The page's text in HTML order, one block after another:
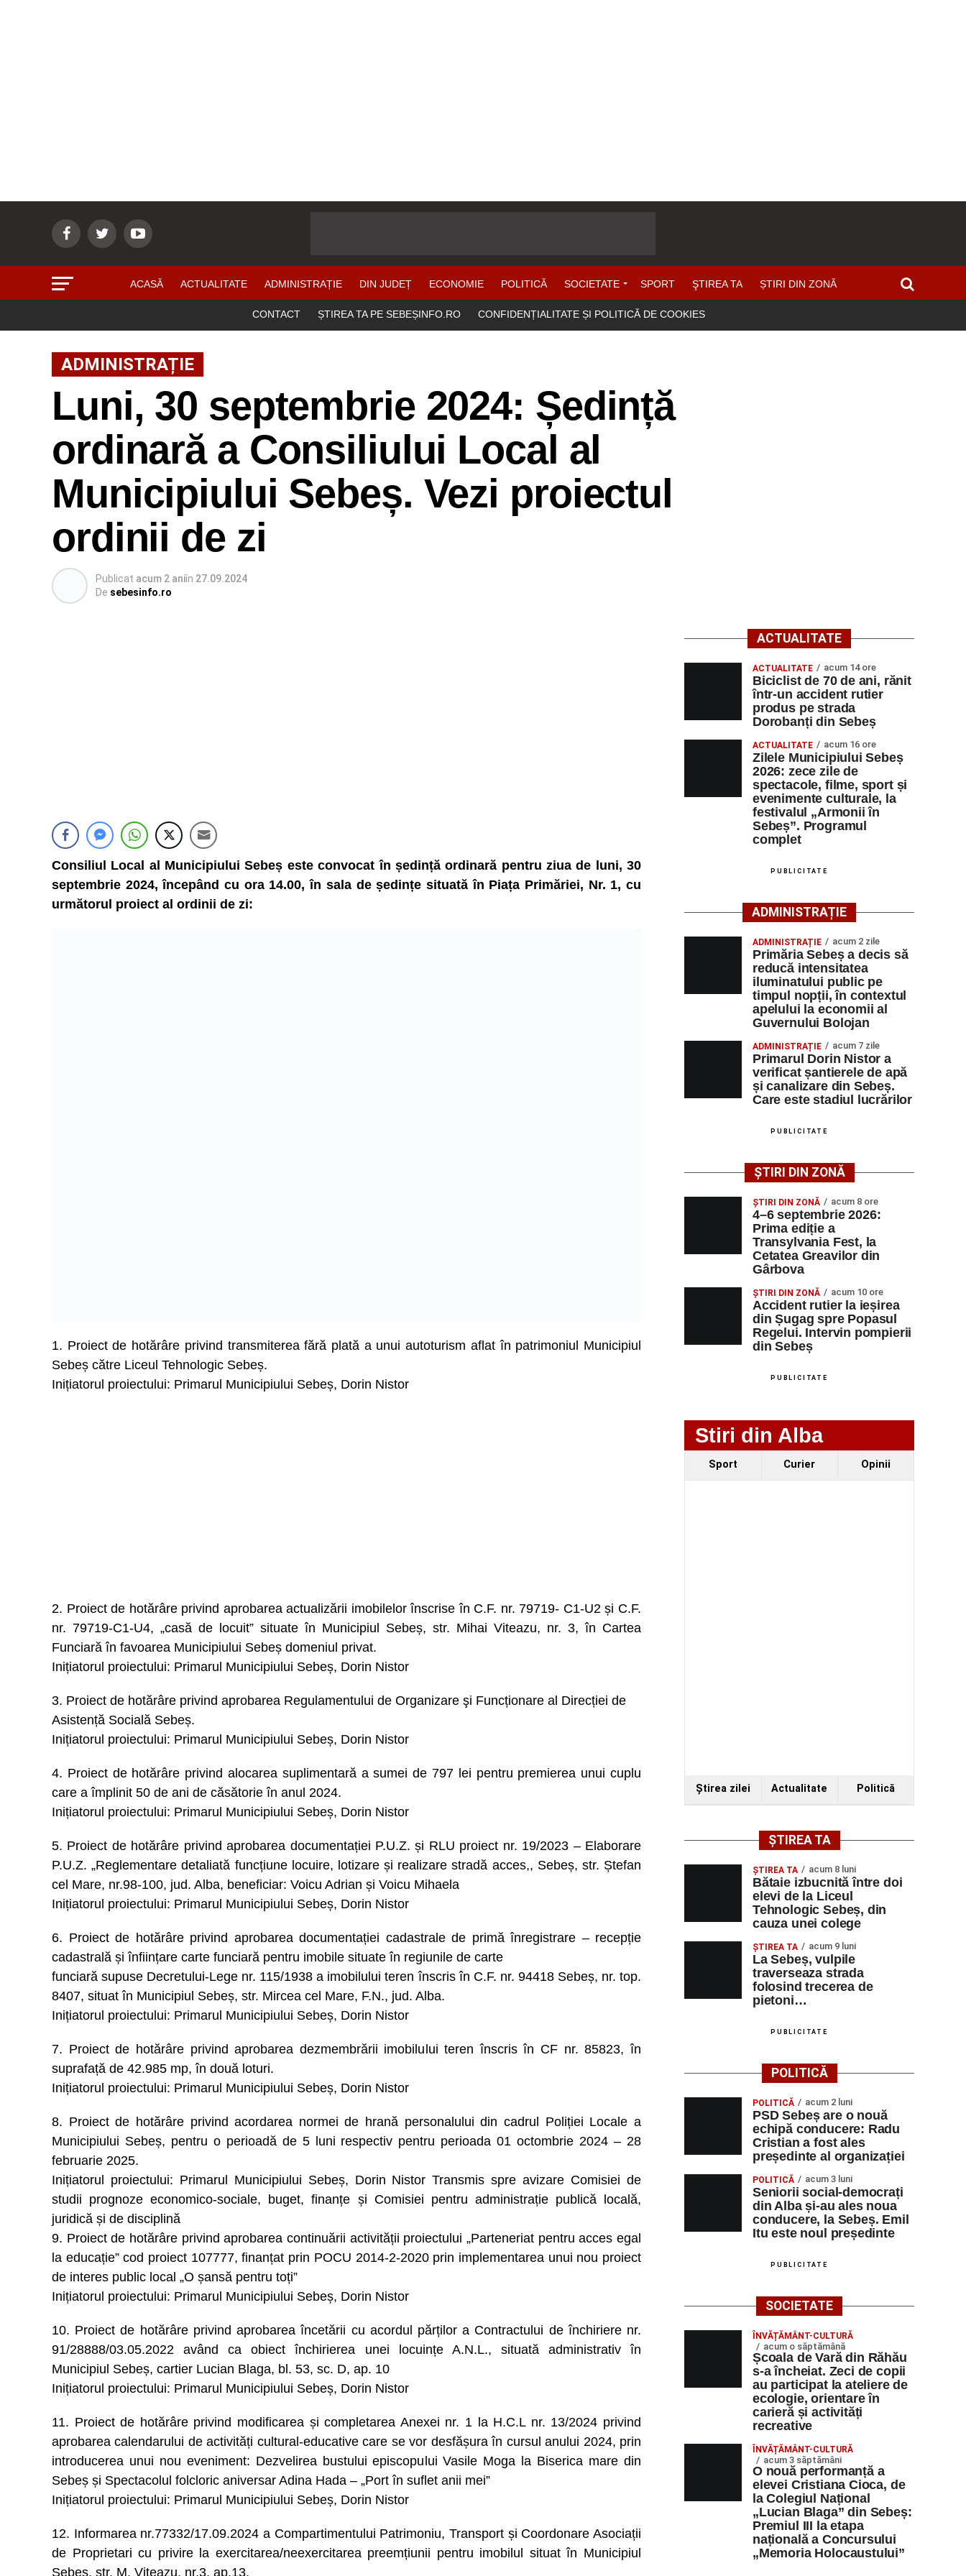
ACASĂ ACTUALITATE ADMINISTRAȚIE DIN JUDEȚ ECONOMIE POLITICĂ SOCIETATE SPORT ŞTIREA TA ȘTIRI DIN ZONĂ
CONTACT ȘTIREA TA PE SEBEȘINFO.RO CONFIDENȚIALITATE ȘI POLITICĂ DE COOKIES
ADMINISTRAȚIE
Luni, 30 septembrie 2024: Ședință
ordinară a Consiliului Local al
Municipiului Sebeș. Vezi proiectul
ordinii de zi
Publicat acum 2 aniîn 27.09.2024
De sebesinfo.ro
Consiliul Local al Municipiului Sebeș este convocat în ședință ordinară pentru ziua de luni, 30
septembrie 2024, începând cu ora 14.00, în sala de ședințe situată în Piața Primăriei, Nr. 1, cu
următorul proiect al ordinii de zi:
1. Proiect de hotărâre privind transmiterea fără plată a unui autoturism aflat în patrimoniul Municipiul
Sebeș către Liceul Tehnologic Sebeș.
Inițiatorul proiectului: Primarul Municipiului Sebeș, Dorin Nistor
2. Proiect de hotărâre privind aprobarea actualizării imobilelor înscrise în C.F. nr. 79719- C1-U2 și C.F.
nr. 79719-C1-U4, „casă de locuit” situate în Municipiul Sebeș, str. Mihai Viteazu, nr. 3, în Cartea
Funciară în favoarea Municipiului Sebeș domeniul privat.
Inițiatorul proiectului: Primarul Municipiului Sebeș, Dorin Nistor
3. Proiect de hotărâre privind aprobarea Regulamentului de Organizare şi Funcționare al Direcției de
Asistență Socială Sebeș.
Inițiatorul proiectului: Primarul Municipiului Sebeș, Dorin Nistor
4. Proiect de hotărâre privind alocarea suplimentară a sumei de 797 lei pentru premierea unui cuplu
care a împlinit 50 de ani de căsătorie în anul 2024.
Inițiatorul proiectului: Primarul Municipiului Sebeș, Dorin Nistor
5. Proiect de hotărâre privind aprobarea documentației P.U.Z. și RLU proiect nr. 19/2023 – Elaborare
P.U.Z. „Reglementare detaliată funcțiune locuire, lotizare și realizare stradă acces,, Sebeș, str. Ștefan
cel Mare, nr.98-100, jud. Alba, beneficiar: Voicu Adrian și Voicu Mihaela
Inițiatorul proiectului: Primarul Municipiului Sebeș, Dorin Nistor
6. Proiect de hotărâre privind aprobarea documentației cadastrale de primă înregistrare – recepție
cadastrală și înființare carte funciară pentru imobile situate în regiunile de carte
funciară supuse Decretului-Lege nr. 115/1938 a imobilului teren înscris în C.F. nr. 94418 Sebeș, nr. top.
8407, situat în Municipiul Sebeș, str. Mircea cel Mare, F.N., jud. Alba.
Inițiatorul proiectului: Primarul Municipiului Sebeș, Dorin Nistor
7. Proiect de hotărâre privind aprobarea dezmembrării imobilului teren înscris în CF nr. 85823, în
suprafață de 42.985 mp, în două loturi.
Inițiatorul proiectului: Primarul Municipiului Sebeș, Dorin Nistor
8. Proiect de hotărâre privind acordarea normei de hrană personalului din cadrul Poliției Locale a
Municipiului Sebeș, pentru o perioadă de 5 luni respectiv pentru perioada 01 octombrie 2024 – 28
februarie 2025.
Inițiatorul proiectului: Primarul Municipiului Sebeș, Dorin Nistor Transmis spre avizare Comisiei de
studii prognoze economico-sociale, buget, finanțe și Comisiei pentru administrație publică locală,
juridică și de disciplină
9. Proiect de hotărâre privind aprobarea continuării activității proiectului „Parteneriat pentru acces egal
la educație” cod proiect 107777, finanțat prin POCU 2014-2-2020 prin implementarea unui nou proiect
de interes public local „O șansă pentru toți”
Inițiatorul proiectului: Primarul Municipiului Sebeș, Dorin Nistor
10. Proiect de hotărâre privind aprobarea încetării cu acordul părților a Contractului de închiriere nr.
91/28888/03.05.2022 având ca obiect închirierea unei locuințe A.N.L., situată administrativ în
Municipiul Sebeș, cartier Lucian Blaga, bl. 53, sc. D, ap. 10
Inițiatorul proiectului: Primarul Municipiului Sebeș, Dorin Nistor
11. Proiect de hotărâre privind modificarea și completarea Anexei nr. 1 la H.C.L nr. 13/2024 privind
aprobarea calendarului de activități cultural-educative care se vor desfășura în cursul anului 2024, prin
introducerea unui nou eveniment: Dezvelirea bustului episcopului Vasile Moga la Biserica mare din
Sebeș și Spectacolul folcloric aniversar Adina Hada – „Port în suflet anii mei”
Inițiatorul proiectului: Primarul Municipiului Sebeș, Dorin Nistor
12. Informarea nr.77332/17.09.2024 a Compartimentului Patrimoniu, Transport și Coordonare Asociații
de Proprietari cu privire la exercitarea/neexercitarea preemțiunii pentru imobilul situat în Municipiul
Sebeș, str. M. Viteazu, nr.3, ap.13.
ACTUALITATE
ACTUALITATE acum 14 ore
Biciclist de 70 de ani, rănit
într-un accident rutier
produs pe strada
Dorobanți din Sebeș
ACTUALITATE acum 16 ore
Zilele Municipiului Sebeș
2026: zece zile de
spectacole, filme, sport și
evenimente culturale, la
festivalul „Armonii în
Sebeș”. Programul
complet
PUBLICITATE
ADMINISTRAȚIE
ADMINISTRAȚIE acum 2 zile
Primăria Sebeș a decis să
reducă intensitatea
iluminatului public pe
timpul nopții, în contextul
apelului la economii al
Guvernului Bolojan
ADMINISTRAȚIE acum 7 zile
Primarul Dorin Nistor a
verificat șantierele de apă
și canalizare din Sebeș.
Care este stadiul lucrărilor
PUBLICITATE
ȘTIRI DIN ZONĂ
ȘTIRI DIN ZONĂ acum 8 ore
4–6 septembrie 2026:
Prima ediție a
Transylvania Fest, la
Cetatea Greavilor din
Gârbova
ȘTIRI DIN ZONĂ acum 10 ore
Accident rutier la ieșirea
din Șugag spre Popasul
Regelui. Intervin pompierii
din Sebeș
PUBLICITATE
Stiri din Alba
Sport Curier Opinii
Ştirea zilei Actualitate Politică
ȘTIREA TA
ŞTIREA TA acum 8 luni
Bătaie izbucnită între doi
elevi de la Liceul
Tehnologic Sebeș, din
cauza unei colege
ŞTIREA TA acum 9 luni
La Sebeș, vulpile
traverseaza strada
folosind trecerea de
pietoni…
PUBLICITATE
POLITICĂ
POLITICĂ acum 2 luni
PSD Sebeș are o nouă
echipă conducere: Radu
Cristian a fost ales
președinte al organizației
POLITICĂ acum 3 luni
Seniorii social-democrați
din Alba și-au ales noua
conducere, la Sebeș. Emil
Itu este noul președinte
PUBLICITATE
SOCIETATE
ÎNVĂȚĂMÂNT-CULTURĂ
acum o săptămână
Școala de Vară din Răhău
s-a încheiat. Zeci de copii
au participat la ateliere de
ecologie, orientare în
carieră și activități
recreative
ÎNVĂȚĂMÂNT-CULTURĂ
acum 3 săptămâni
O nouă performanță a
elevei Cristiana Cioca, de
la Colegiul Național
„Lucian Blaga” din Sebeș:
Premiul III la etapa
națională a Concursului
„Memoria Holocaustului”